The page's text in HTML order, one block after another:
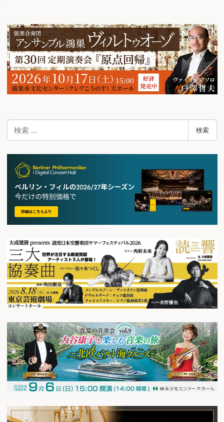
ゲ
ー
シ
ョ
ン
検
索
検索